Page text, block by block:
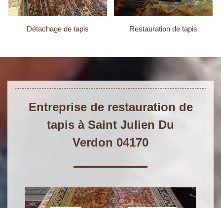
Détachage de tapis Restauration de tapis
Entreprise de restauration de
tapis à Saint Julien Du
Verdon 04170